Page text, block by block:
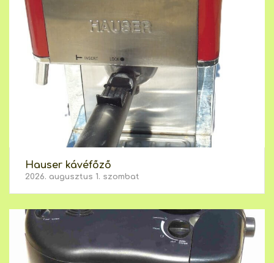
Hauser kávéfőző
2026. augusztus 1. szombat